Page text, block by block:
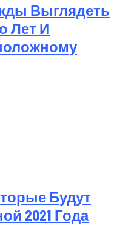
Выглядеть
Лет И
Будут
2021 Года